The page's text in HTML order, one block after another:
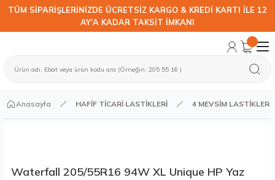
TÜM SİPARİŞLERİNİZDE ÜCRETSİZ KARGO & KREDİ KARTI İLE 12
AY'A KADAR TAKSİT İMKANI
Anasayfa HAFİF TİCARİ LASTİKLERİ 4 MEVSİM LASTİKLER
Waterfall 205/55R16 94W XL Unique HP Yaz